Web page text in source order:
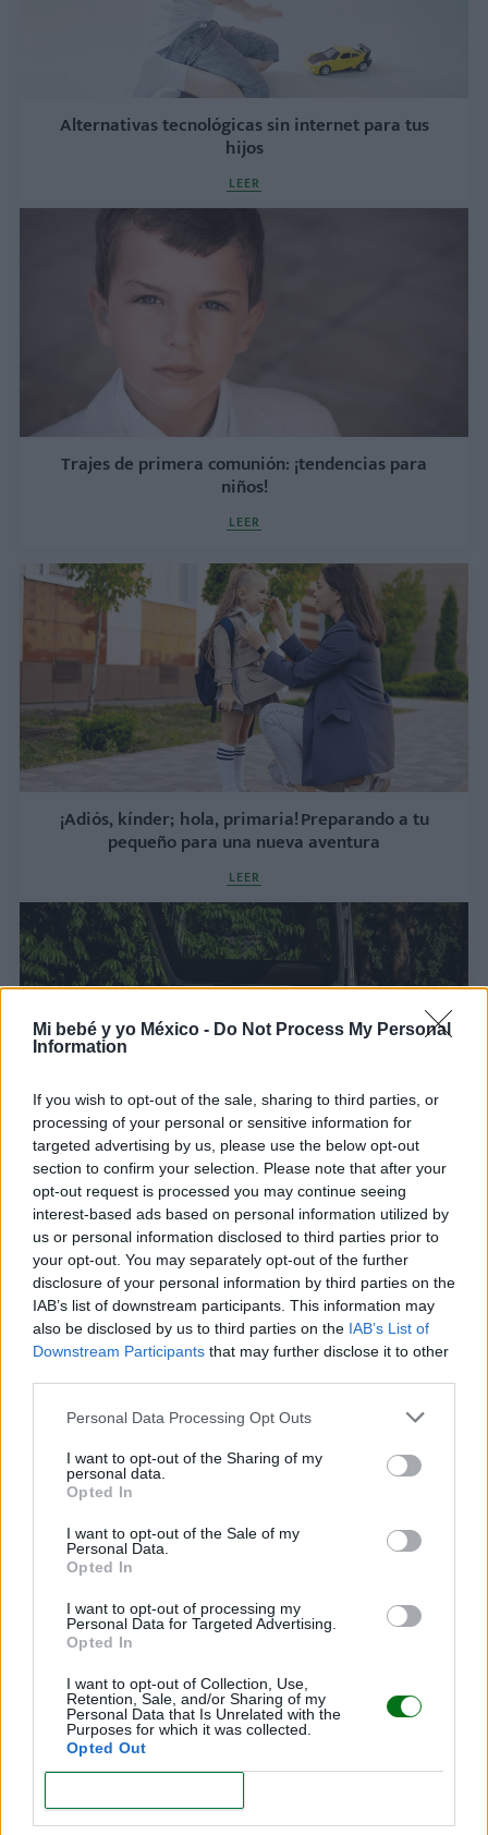
Mi bebé y yo México - Do Not Process My Personal
Information
If you wish to opt-out of the sale, sharing to third parties, or
processing of your personal or sensitive information for
targeted advertising by us, please use the below opt-out
section to confirm your selection. Please note that after your
opt-out request is processed you may continue seeing
interest-based ads based on personal information utilized by
us or personal information disclosed to third parties prior to
your opt-out. You may separately opt-out of the further
disclosure of your personal information by third parties on the
IAB’s list of downstream participants. This information may
also be disclosed by us to third parties on the IAB’s List of
Downstream Participants that may further disclose it to other
Personal Data Processing Opt Outs
I want to opt-out of the Sharing of my
personal data.
Opted In
I want to opt-out of the Sale of my
Personal Data.
Opted In
I want to opt-out of processing my
Personal Data for Targeted Advertising.
Opted In
I want to opt-out of Collection, Use,
Retention, Sale, and/or Sharing of my
Personal Data that Is Unrelated with the
Purposes for which it was collected.
Opted Out
Alternativas tecnológicas sin internet para tus
hijos
LEER
Trajes de primera comunión: ¡tendencias para
niños!
LEER
¡Adiós, kínder; hola, primaria! Preparando a tu
pequeño para una nueva aventura
LEER
Viajar en coche con niños en México: tips y
consejos prácticos
LEER
debería tener un peque de siete años?